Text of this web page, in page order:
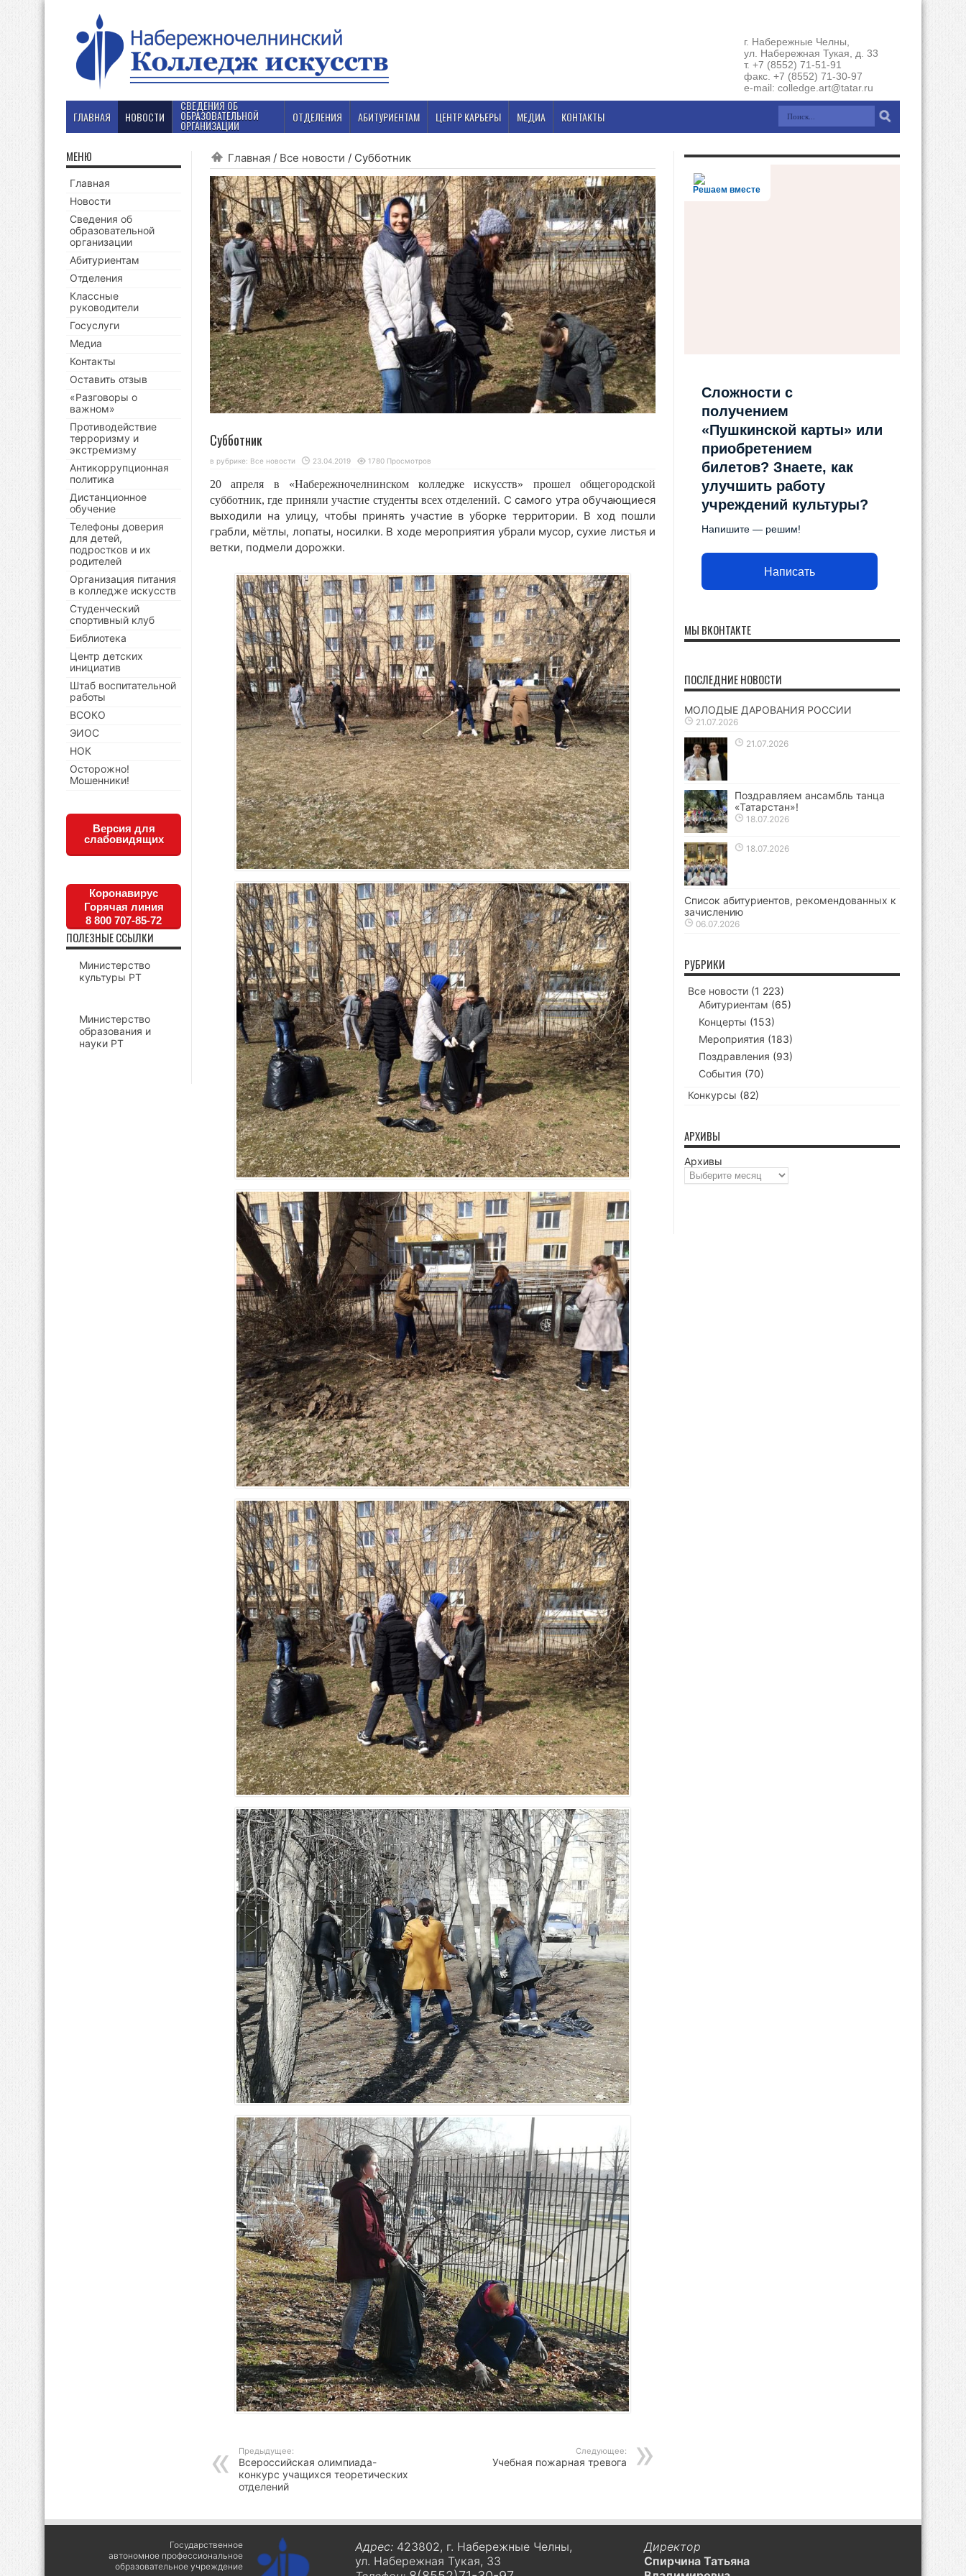
г. Набережные Челны,
ул. Набережная Тукая, д. 33
т. +7 (8552) 71-51-91
факс. +7 (8552) 71-30-97
e-mail: colledge.art@tatar.ru
ГЛАВНАЯ НОВОСТИ
СВЕДЕНИЯ ОБ
ОБРАЗОВАТЕЛЬНОЙ
ОРГАНИЗАЦИИ
ОТДЕЛЕНИЯ АБИТУРИЕНТАМ ЦЕНТР КАРЬЕРЫ МЕДИА КОНТАКТЫ
Главная / Все новости / Субботник
Субботник
в рубрике: Все новости 23.04.2019 1780 Просмотров
20 апреля в «Набережночелнинском колледже искусств» прошел общегородской
субботник, где приняли участие студенты всех отделений. С самого утра обучающиеся
выходили на улицу, чтобы принять участие в уборке территории. В ход пошли
грабли, мётлы, лопаты, носилки. В ходе мероприятия убрали мусор, сухие листья и
ветки, подмели дорожки.
Предыдущее:
Всероссийская олимпиада-
конкурс учащихся теоретических
отделений
Следующее:
Учебная пожарная тревога
МЕНЮ
Главная
Новости
Сведения об
образовательной
организации
Абитуриентам
Отделения
Классные
руководители
Госуслуги
Медиа
Контакты
Оставить отзыв
«Разговоры о
важном»
Противодействие
терроризму и
экстремизму
Антикоррупционная
политика
Дистанционное
обучение
Телефоны доверия
для детей,
подростков и их
родителей
Организация питания
в колледже искусств
Студенческий
спортивный клуб
Библиотека
Центр детских
инициатив
Штаб воспитательной
работы
ВСОКО
ЭИОС
НОК
Осторожно!
Мошенники!
Версия для
слабовидящих
Коронавирус
Горячая линия
8 800 707-85-72
ПОЛЕЗНЫЕ ССЫЛКИ
Министерство
культуры РТ
Министерство
образования и
науки РТ
Решаем вместе
Сложности с
получением
«Пушкинской карты» или
приобретением
билетов? Знаете, как
улучшить работу
учреждений культуры?
Напишите — решим!
Написать
МЫ ВКОНТАКТЕ
ПОСЛЕДНИЕ НОВОСТИ
МОЛОДЫЕ ДАРОВАНИЯ РОССИИ
21.07.2026
21.07.2026
Поздравляем ансамбль танца
«Татарстан»!
18.07.2026
18.07.2026
Список абитуриентов, рекомендованных к
зачислению
06.07.2026
РУБРИКИ
Все новости (1 223)
Абитуриентам (65)
Концерты (153)
Мероприятия (183)
Поздравления (93)
События (70)
Конкурсы (82)
АРХИВЫ
Архивы
Государственное
автономное профессиональное
образовательное учреждение
Адрес: 423802, г. Набережные Челны,
ул. Набережная Тукая, 33
Директор
Спирчина Татьяна